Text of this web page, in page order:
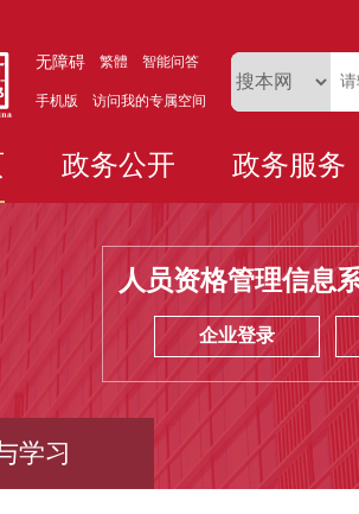
无障碍 繁體 智能问答
手机版 访问我的专属空间
政务公开 政务服务
人员资格管理信息
企业登录
学习